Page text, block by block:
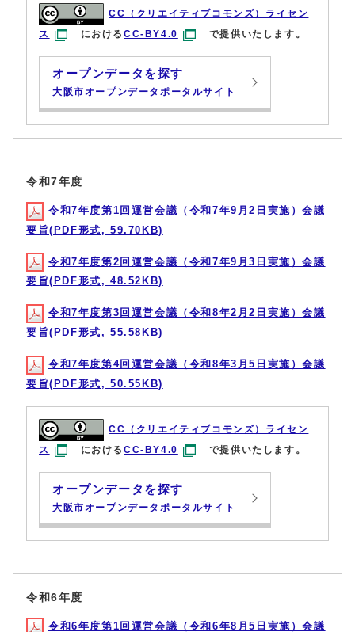
CC（クリエイティブコモンズ）ライセン
ス
におけるCC-BY4.0 で提供いたします。
オープンデータを探す
大阪市オープンデータポータルサイト
令和7年度
令和7年度第1回運営会議（令和7年9月2日実施）会議
要旨(PDF形式, 59.70KB)
令和7年度第2回運営会議（令和7年9月3日実施）会議
要旨(PDF形式, 48.52KB)
令和7年度第3回運営会議（令和8年2月2日実施）会議
要旨(PDF形式, 55.58KB)
令和7年度第4回運営会議（令和8年3月5日実施）会議
要旨(PDF形式, 50.55KB)
CC（クリエイティブコモンズ）ライセン
ス
におけるCC-BY4.0 で提供いたします。
オープンデータを探す
大阪市オープンデータポータルサイト
令和6年度
令和6年度第1回運営会議（令和6年8月5日実施）会議